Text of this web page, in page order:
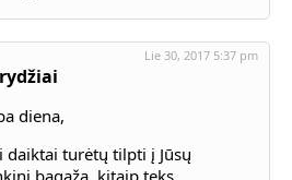
Lie 30, 2017 5:37 pm
diena,
daiktai turėtų tilpti į Jūsų
bagažą, kitaip teks